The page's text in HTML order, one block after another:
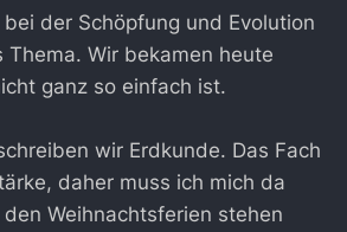
der Schöpfung und Evolution
Thema. Wir bekamen heute
ganz so einfach ist.
wir Erdkunde. Das Fach
daher muss ich mich da
Weihnachtsferien stehen